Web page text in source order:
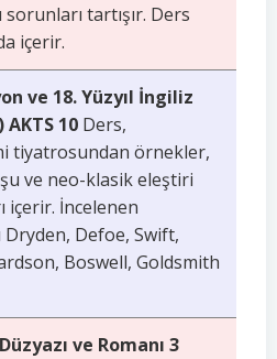
tartışır. Ders
içerir.
ve 18. Yüzyıl İngiliz
AKTS 10 Ders,
tiyatrosundan örnekler,
ve neo-klasik eleştiri
içerir. İncelenen
Dryden, Defoe, Swift,
Boswell, Goldsmith
ve Romanı 3